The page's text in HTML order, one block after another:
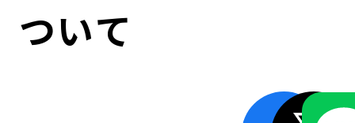
ESGデータ集
ついて